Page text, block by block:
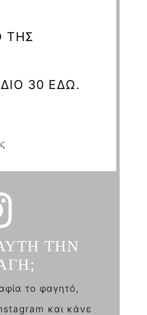
ΤΗΣ
30 ΕΔΩ.
ΤΗΝ
το φαγητό,
και κάνε